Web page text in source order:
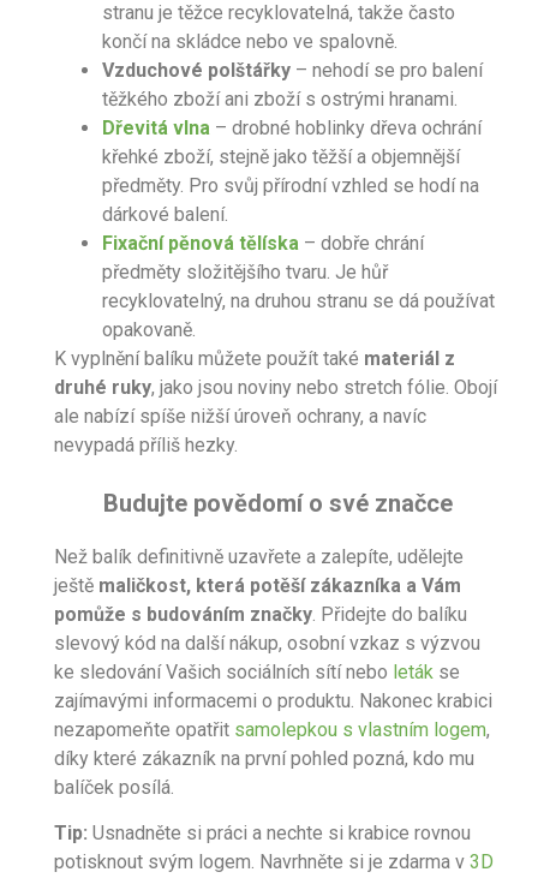
stranu je těžce recyklovatelná, takže často
končí na skládce nebo ve spalovně.
Vzduchové polštářky – nehodí se pro balení
těžkého zboží ani zboží s ostrými hranami.
Dřevitá vlna – drobné hoblinky dřeva ochrání
křehké zboží, stejně jako těžší a objemnější
předměty. Pro svůj přírodní vzhled se hodí na
dárkové balení.
Fixační pěnová tělíska – dobře chrání
předměty složitějšího tvaru. Je hůř
recyklovatelný, na druhou stranu se dá používat
opakovaně.
K vyplnění balíku můžete použít také materiál z
druhé ruky, jako jsou noviny nebo stretch fólie. Obojí
ale nabízí spíše nižší úroveň ochrany, a navíc
nevypadá příliš hezky.
Budujte povědomí o své značce
Než balík definitivně uzavřete a zalepíte, udělejte
ještě maličkost, která potěší zákazníka a Vám
pomůže s budováním značky. Přidejte do balíku
slevový kód na další nákup, osobní vzkaz s výzvou
ke sledování Vašich sociálních sítí nebo leták se
zajímavými informacemi o produktu. Nakonec krabici
nezapomeňte opatřit samolepkou s vlastním logem,
díky které zákazník na první pohled pozná, kdo mu
balíček posílá.
Tip: Usnadněte si práci a nechte si krabice rovnou
potisknout svým logem. Navrhněte si je zdarma v 3D